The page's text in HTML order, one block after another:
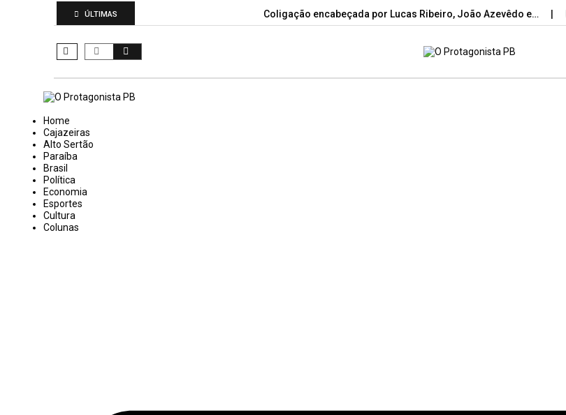
ÚLTIMAS Coligação encabeçada por Lucas Ribeiro, João Azevêdo e…
Home
Cajazeiras
Alto Sertão
Paraíba
Brasil
Política
Economia
Esportes
Cultura
Colunas